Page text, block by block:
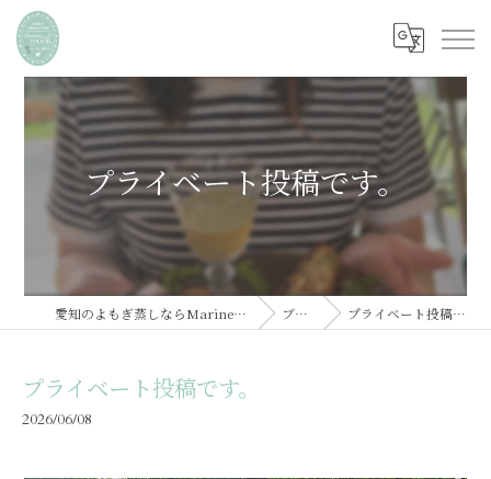
プライベート投稿です。
愛知のよもぎ蒸しならMarine SSOOK ブログ プライベート投稿です。
プライベート投稿です。
2026/06/08